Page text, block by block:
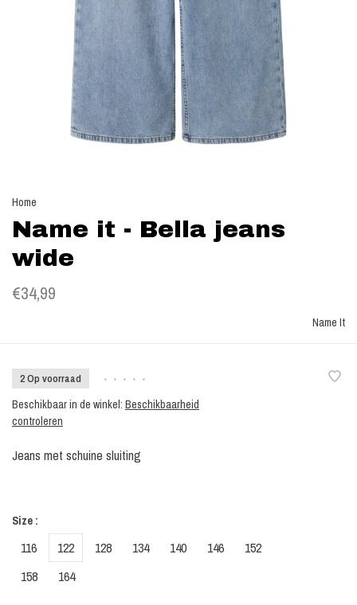
Home
Name it - Bella jeans
wide
€34,99
Name It
2 Op voorraad • • • • •
Beschikbaar in de winkel: Beschikbaarheid
controleren
Jeans met schuine sluiting
Size :
116 122 128 134 140 146
152
158
164